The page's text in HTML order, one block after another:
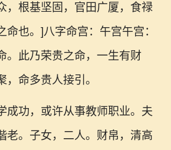
，根基坚固，官田广厦，食禄
命也。]八字命宫：午宫午宫：
。此乃荣贵之命，一生有财
命多贵人接引。
成功，或许从事教师职业。夫
老。子女，二人。财帛，清高